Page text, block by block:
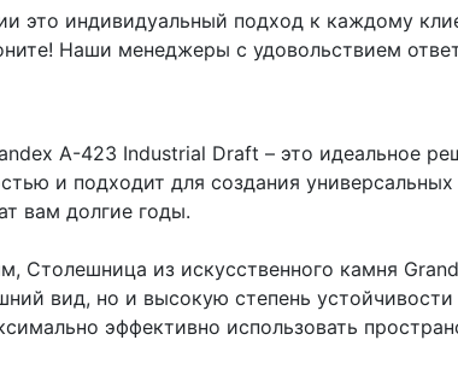
это индивидуальный подход к каждому
Наши менеджеры с удовольствием
A-423 Industrial Draft – это идеальное
и подходит для создания
вам долгие годы.
Столешница из искусственного камня
вид, но и высокую степень
эффективно использовать